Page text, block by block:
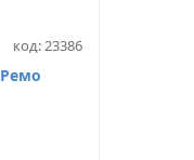
код: 23386